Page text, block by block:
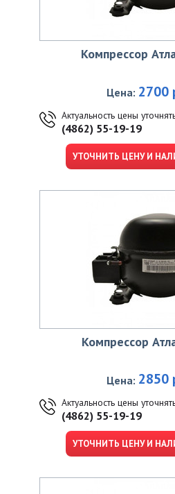
Компрессор
Цена: 2700
Актуальность цены
(4862) 55-19-19
УТОЧНИТЬ ЦЕНУ И
Компрессор
Цена: 2850
Актуальность цены
(4862) 55-19-19
УТОЧНИТЬ ЦЕНУ И